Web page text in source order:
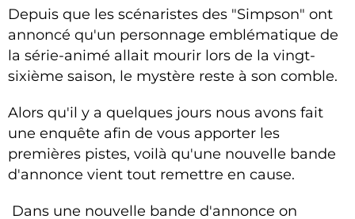
Depuis que les scénaristes des "Simpson" ont
annoncé qu'un personnage emblématique de
la série-animé allait mourir lors de la vingt-
sixième saison, le mystère reste à son comble.
Alors qu'il y a quelques jours nous avons fait
une enquête afin de vous apporter les
premières pistes, voilà qu'une nouvelle bande
d'annonce vient tout remettre en cause.
Dans une nouvelle bande d'annonce on